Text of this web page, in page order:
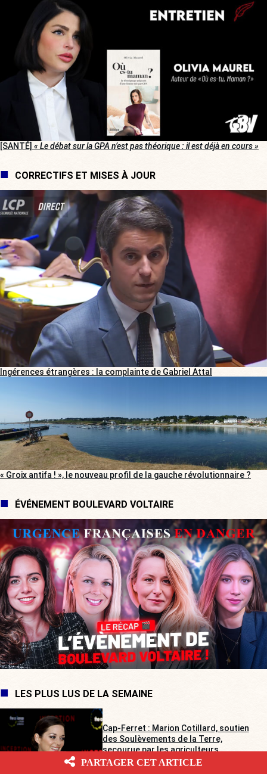
[SANTÉ] « Le débat sur la GPA n’est pas théorique : il est déjà en cours »
CORRECTIFS ET MISES À JOUR
Ingérences étrangères : la complainte de Gabriel Attal
« Groix antifa ! », le nouveau profil de la gauche révolutionnaire ?
ÉVÉNEMENT BOULEVARD VOLTAIRE
LES PLUS LUS DE LA SEMAINE
Cap-Ferret : Marion Cotillard, soutien
des Soulèvements de la Terre,
secourue par les agriculteurs
Gabrielle Cluzel
PARTAGER CET ARTICLE